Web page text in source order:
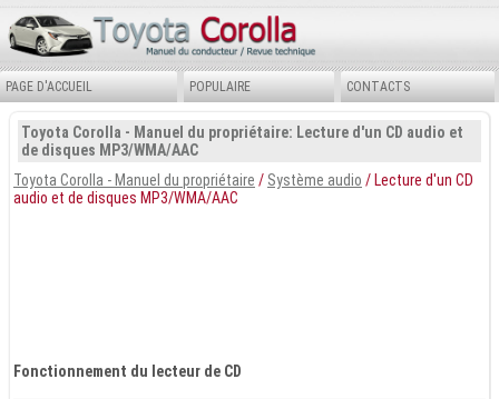
PAGE D'ACCUEIL POPULAIRE CONTACTS
Toyota Corolla - Manuel du propriétaire: Lecture d'un CD audio et
de disques MP3/WMA/AAC
Toyota Corolla - Manuel du propriétaire / Système audio / Lecture d'un CD
audio et de disques MP3/WMA/AAC
Fonctionnement du lecteur de CD